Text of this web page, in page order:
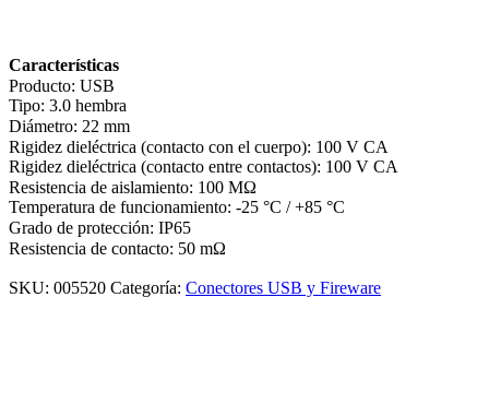
Características
Producto: USB
Tipo: 3.0 hembra
Diámetro: 22 mm
Rigidez dieléctrica (contacto con el cuerpo): 100 V CA
Rigidez dieléctrica (contacto entre contactos): 100 V CA
Resistencia de aislamiento: 100 MΩ
Temperatura de funcionamiento: -25 °C / +85 °C
Grado de protección: IP65
Resistencia de contacto: 50 mΩ
SKU: 005520 Categoría: Conectores USB y Fireware